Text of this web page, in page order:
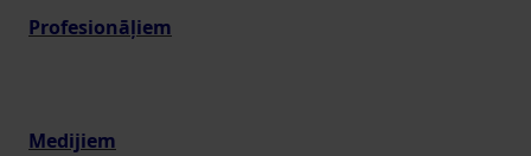
Profesionāļiem
Medijiem